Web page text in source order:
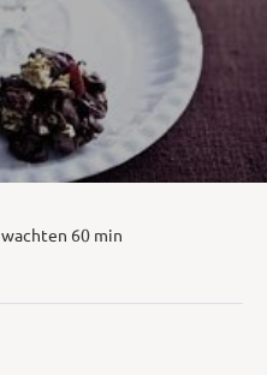
60 min